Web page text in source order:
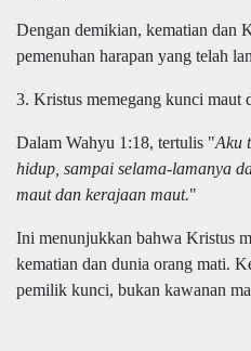
Dengan demikian, kematian dan
pemenuhan harapan yang telah
3. Kristus memegang kunci maut
Dalam Wahyu 1:18, tertulis "Aku
hidup, sampai selama-lamanya
maut dan kerajaan maut."
Ini menunjukkan bahwa Kristus
kematian dan dunia orang mati.
pemilik kunci, bukan kawanan